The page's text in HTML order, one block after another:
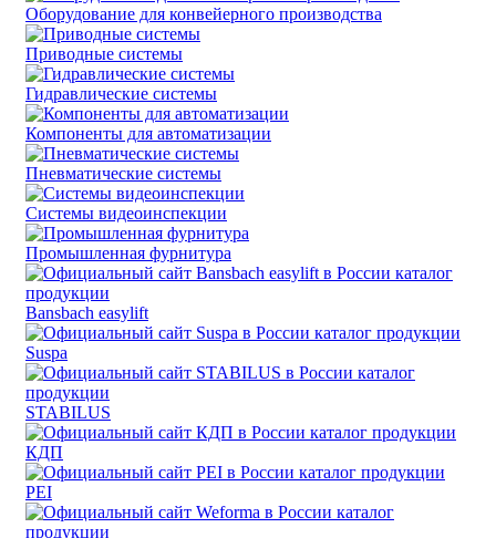
Оборудование для конвейерного производства
Приводные системы
Гидравлические системы
Компоненты для автоматизации
Пневматические системы
Системы видеоинспекции
Промышленная фурнитура
Bansbach easylift
Suspa
STABILUS
КДП
PEI